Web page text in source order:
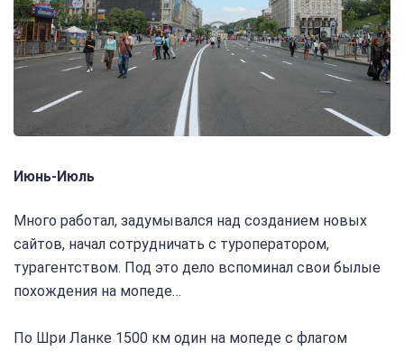
Июнь-Июль
Много работал, задумывался над созданием новых
сайтов, начал сотрудничать с туроператором,
турагентством. Под это дело вспоминал свои былые
похождения на мопеде…
По Шри Ланке 1500 км один на мопеде с флагом